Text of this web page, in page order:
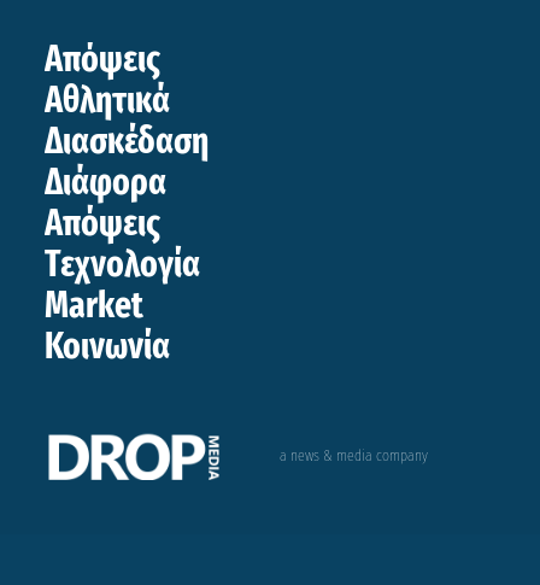
Απόψεις
Αθλητικά
Διασκέδαση
Διάφορα
Απόψεις
Τεχνολογία
Market
Κοινωνία
a news & media company